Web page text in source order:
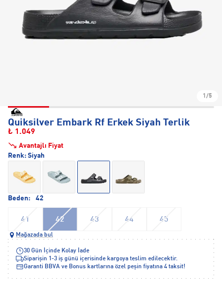
1/5
Quiksilver Embark Rf Erkek Siyah Terlik
₺ 1.049
Avantajlı Fiyat
Beden: 42
41 42 43 44 45
Renk: Siyah
Mağazada bul
30 Gün İçinde Kolay İade
Siparişin 1-3 iş günü içerisinde kargoya teslim edilecektir.
Garanti BBVA ve Bonus kartlarına özel peşin fiyatına 4 taksit!